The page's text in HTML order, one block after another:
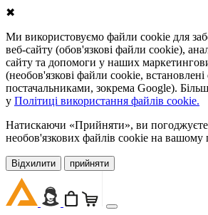
✖
Ми використовуємо файли cookie для
веб-сайту (обов'язкові файли cookie),
сайту та допомоги у наших
(необов'язкові файли cookie,
постачальниками, зокрема Google).
у Політиці використання файлів cookie.
Натискаючи «Прийняти», ви
необов'язкових файлів cookie на вашому
Відхилити прийняти